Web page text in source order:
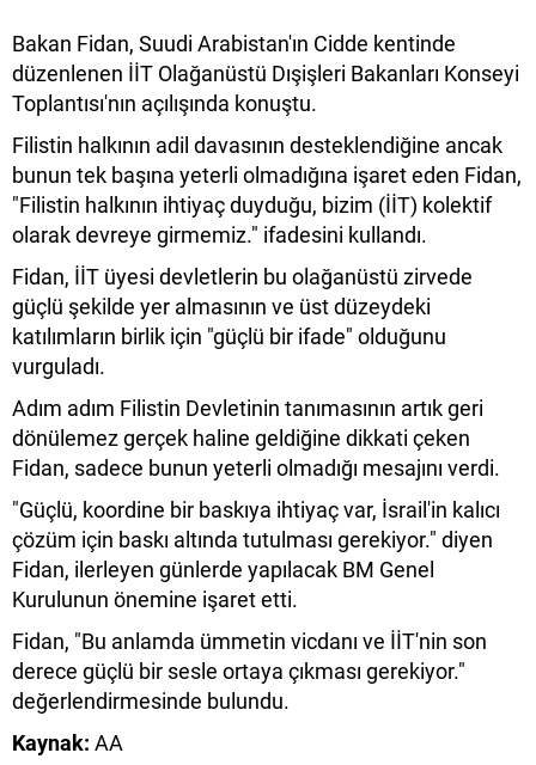
Bakan Fidan, Suudi Arabistan'ın Cidde kentinde
düzenlenen İİT Olağanüstü Dışişleri Bakanları Konseyi
Toplantısı'nın açılışında konuştu.
Filistin halkının adil davasının desteklendiğine ancak
bunun tek başına yeterli olmadığına işaret eden Fidan,
"Filistin halkının ihtiyaç duyduğu, bizim (İİT) kolektif
olarak devreye girmemiz." ifadesini kullandı.
Fidan, İİT üyesi devletlerin bu olağanüstü zirvede
güçlü şekilde yer almasının ve üst düzeydeki
katılımların birlik için "güçlü bir ifade" olduğunu
vurguladı.
Adım adım Filistin Devletinin tanımasının artık geri
dönülemez gerçek haline geldiğine dikkati çeken
Fidan, sadece bunun yeterli olmadığı mesajını verdi.
"Güçlü, koordine bir baskıya ihtiyaç var, İsrail'in kalıcı
çözüm için baskı altında tutulması gerekiyor." diyen
Fidan, ilerleyen günlerde yapılacak BM Genel
Kurulunun önemine işaret etti.
Fidan, "Bu anlamda ümmetin vicdanı ve İİT'nin son
derece güçlü bir sesle ortaya çıkması gerekiyor."
değerlendirmesinde bulundu.
Kaynak: AA